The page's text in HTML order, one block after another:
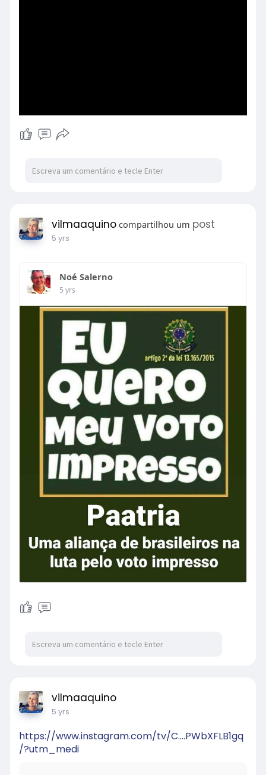
vilmaaquino compartilhou um post
5 yrs
Noé Salerno
5 yrs
vilmaaquino
5 yrs
https://www.instagram.com/tv/C....PWbXFLB1gq
/?utm_medi